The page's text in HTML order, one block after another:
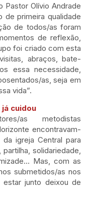
Pastor Olívio Andrade
de primeira qualidade
de todos/as foram
de reflexão,
foi criado com esta
abraços, bate-
essa necessidade,
as, seja em
vida”.
cuidou
as metodistas
encontravam-
igreja Central para
solidariedade,
Mas, com as
submetidos/as nos
junto deixou de